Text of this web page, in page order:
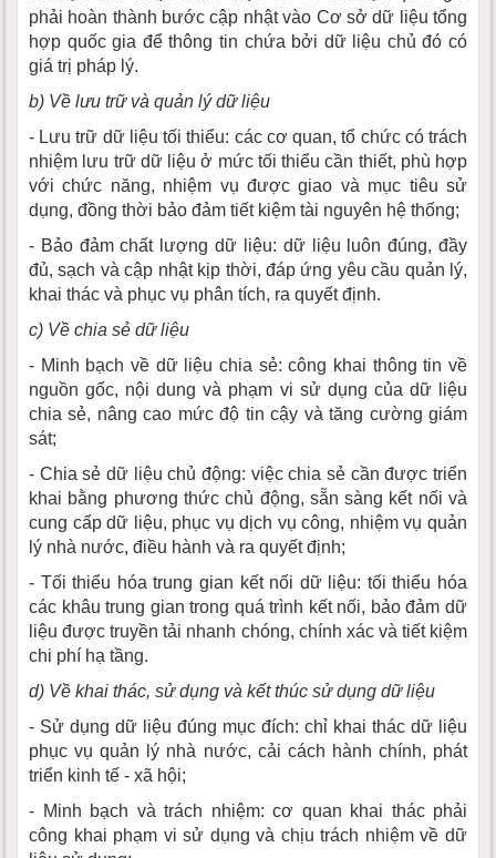
phải hoàn thành bước cập nhật vào Cơ sở dữ liệu tổng
hợp quốc gia để thông tin chứa bởi dữ liệu chủ đó có
giá trị pháp lý.
b) Về lưu trữ và quản lý dữ liệu
- Lưu trữ dữ liệu tối thiểu: các cơ quan, tổ chức có trách
nhiệm lưu trữ dữ liệu ở mức tối thiểu cần thiết, phù hợp
với chức năng, nhiệm vụ được giao và mục tiêu sử
dụng, đồng thời bảo đảm tiết kiệm tài nguyên hệ thống;
- Bảo đảm chất lượng dữ liệu: dữ liệu luôn đúng, đầy
đủ, sạch và cập nhật kịp thời, đáp ứng yêu cầu quản lý,
khai thác và phục vụ phân tích, ra quyết định.
c) Về chia sẻ dữ liệu
- Minh bạch về dữ liệu chia sẻ: công khai thông tin về
nguồn gốc, nội dung và phạm vi sử dụng của dữ liệu
chia sẻ, nâng cao mức độ tin cậy và tăng cường giám
sát;
- Chia sẻ dữ liệu chủ động: việc chia sẻ cần được triển
khai bằng phương thức chủ động, sẵn sàng kết nối và
cung cấp dữ liệu, phục vụ dịch vụ công, nhiệm vụ quản
lý nhà nước, điều hành và ra quyết định;
- Tối thiểu hóa trung gian kết nối dữ liệu: tối thiểu hóa
các khâu trung gian trong quá trình kết nối, bảo đảm dữ
liệu được truyền tải nhanh chóng, chính xác và tiết kiệm
chi phí hạ tầng.
d) Về khai thác, sử dụng và kết thúc sử dụng dữ liệu
- Sử dụng dữ liệu đúng mục đích: chỉ khai thác dữ liệu
phục vụ quản lý nhà nước, cải cách hành chính, phát
triển kinh tế - xã hội;
- Minh bạch và trách nhiệm: cơ quan khai thác phải
công khai phạm vi sử dụng và chịu trách nhiệm về dữ